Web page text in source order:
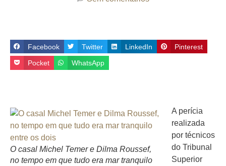
Facebook Twitter LinkedIn Pinterest
Pocket WhatsApp
O casal Michel Temer e Dilma Roussef,
no tempo em que tudo era mar tranquilo
A perícia
realizada
por técnicos
do Tribunal
Superior